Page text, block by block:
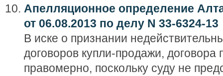
Апелляционное определение
от 06.08.2013 по делу N 33-6324-13
В иске о признании
договоров купли-продажи, договора
правомерно, поскольку суду не